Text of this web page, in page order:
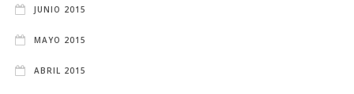
JUNIO 2015
MAYO 2015
ABRIL 2015